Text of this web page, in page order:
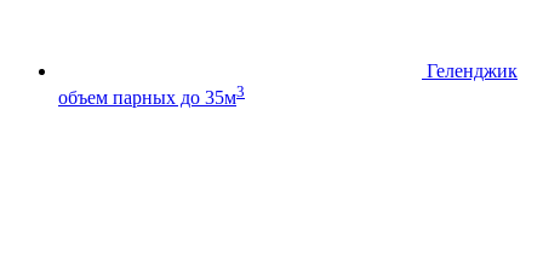
Геленджик
объем парных до 35м3